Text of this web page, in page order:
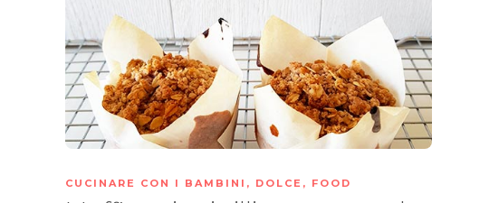
CUCINARE CON I BAMBINI , DOLCE , FOOD